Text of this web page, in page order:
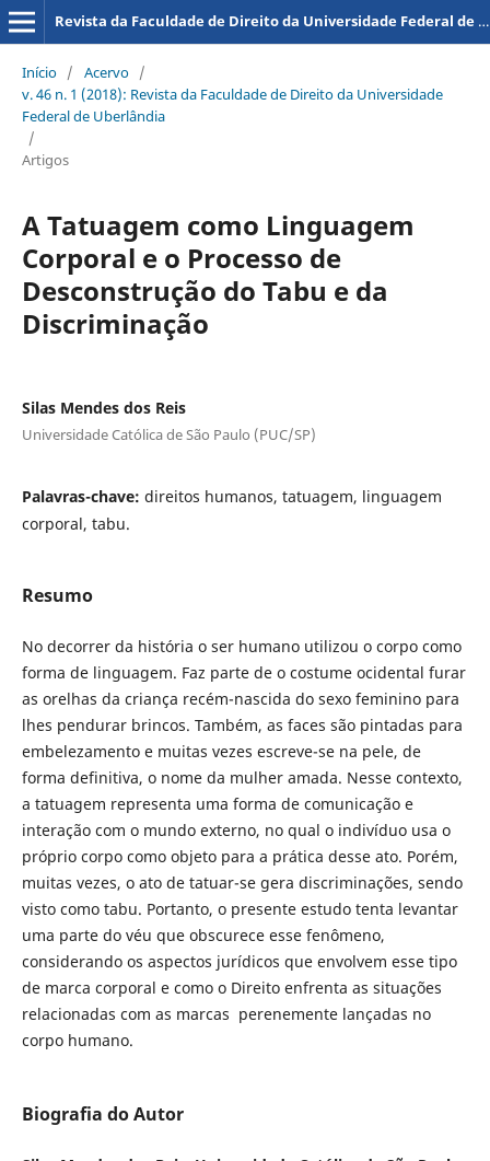
Revista da Faculdade de Direito da Universidade Federal de Uberlândia
Início / Acervo /
v. 46 n. 1 (2018): Revista da Faculdade de Direito da Universidade
Federal de Uberlândia
/
Artigos
A Tatuagem como Linguagem
Corporal e o Processo de
Desconstrução do Tabu e da
Discriminação
Silas Mendes dos Reis
Universidade Católica de São Paulo (PUC/SP)
Palavras-chave: direitos humanos, tatuagem, linguagem
corporal, tabu.
Resumo
No decorrer da história o ser humano utilizou o corpo como
forma de linguagem. Faz parte de o costume ocidental furar
as orelhas da criança recém-nascida do sexo feminino para
lhes pendurar brincos. Também, as faces são pintadas para
embelezamento e muitas vezes escreve-se na pele, de
forma definitiva, o nome da mulher amada. Nesse contexto,
a tatuagem representa uma forma de comunicação e
interação com o mundo externo, no qual o indivíduo usa o
próprio corpo como objeto para a prática desse ato. Porém,
muitas vezes, o ato de tatuar-se gera discriminações, sendo
visto como tabu. Portanto, o presente estudo tenta levantar
uma parte do véu que obscurece esse fenômeno,
considerando os aspectos jurídicos que envolvem esse tipo
de marca corporal e como o Direito enfrenta as situações
relacionadas com as marcas perenemente lançadas no
corpo humano.
Biografia do Autor